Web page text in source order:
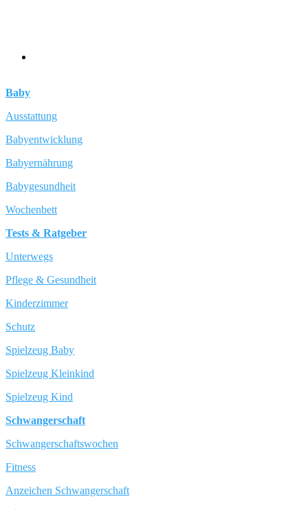
Baby
Ausstattung
Babyentwicklung
Babyernährung
Babygesundheit
Wochenbett
Tests & Ratgeber
Unterwegs
Pflege & Gesundheit
Kinderzimmer
Schutz
Spielzeug Baby
Spielzeug Kleinkind
Spielzeug Kind
Schwangerschaft
Schwangerschaftswochen
Fitness
Anzeichen Schwangerschaft